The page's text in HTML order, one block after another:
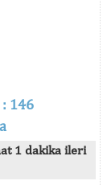
: 146
1 dakika ileri